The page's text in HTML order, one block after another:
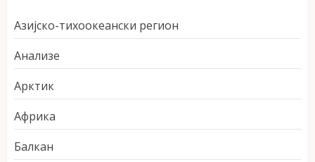
Азијско-тихоокеански регион
Анализе
Арктик
Африка
Балкан